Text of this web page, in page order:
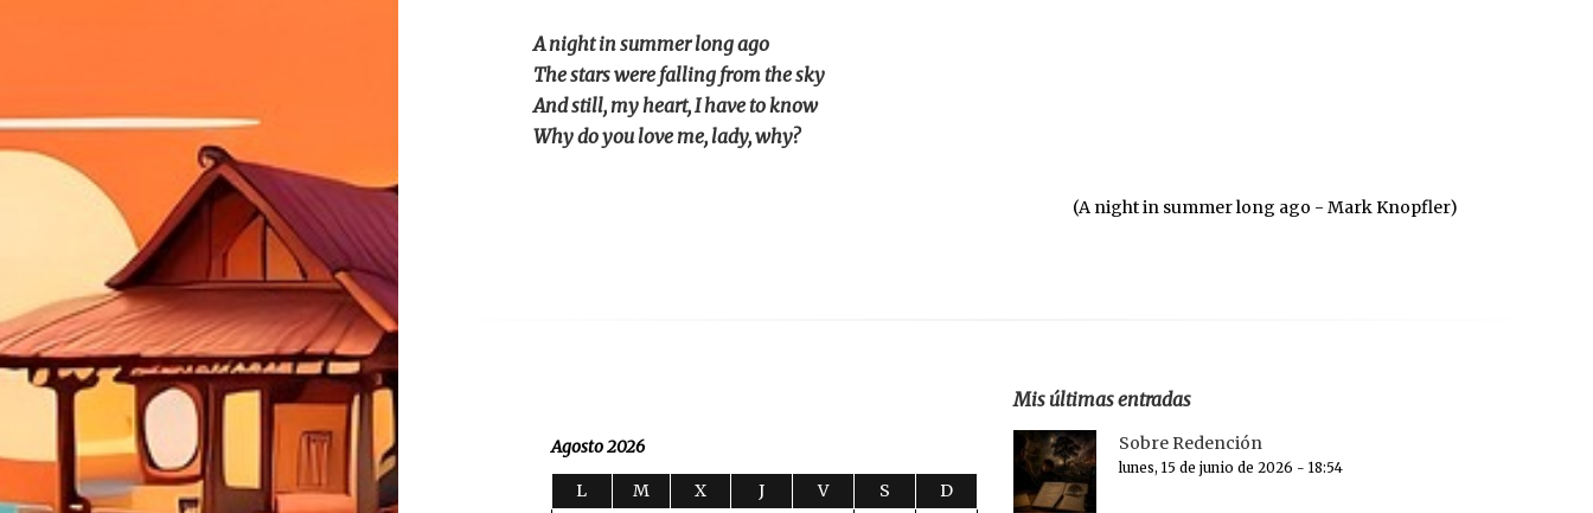
A night in summer long ago
The stars were falling from the sky
And still, my heart, I have to know
Why do you love me, lady, why?
(A night in summer long ago - Mark Knopfler)
Agosto 2026
L M X J V S
D
Mis últimas entradas
Sobre Redención
lunes, 15 de junio de 2026 - 18:54